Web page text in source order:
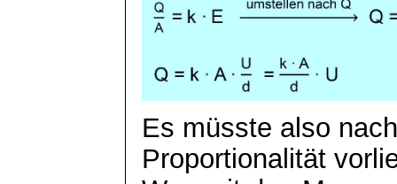
Es müsste also
Proportionalität